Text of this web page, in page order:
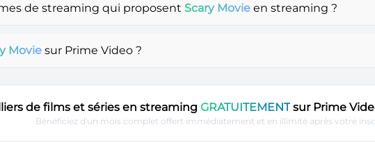
de streaming qui proposent Scary Movieen streaming ?
Moviesur Prime Video ?
de films et séries en streamingGRATUITEMENT sur Prime
Bénéficiez d'un mois complet offert immédiatement et en illimité après votre